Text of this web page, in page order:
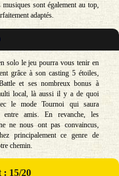
sont également au top,
adaptés.
solo le jeu pourra vous tenir en
grâce à son casting 5 étoiles,
et ses nombreux bonus à
local, là aussi il y a de quoi
le mode Tournoi qui saura
entre amis. En revanche, les
ne nous ont pas convaincus,
principalement ce genre de
chemin.
: 15/20